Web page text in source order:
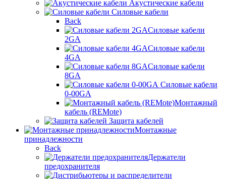
Акустические кабели
Силовые кабели
Back
Силовые кабели
2GA
Силовые кабели
4GA
Силовые кабели
8GA
Силовые кабели
0-00GA
Монтажный
кабель (REMote)
Защита кабелей
Монтажные
принадлежности
Back
Держатели
предохранителя